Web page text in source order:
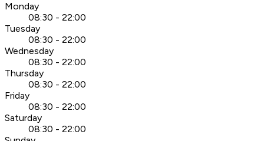
Monday
08:30 - 22:00
Tuesday
08:30 - 22:00
Wednesday
08:30 - 22:00
Thursday
08:30 - 22:00
Friday
08:30 - 22:00
Saturday
08:30 - 22:00